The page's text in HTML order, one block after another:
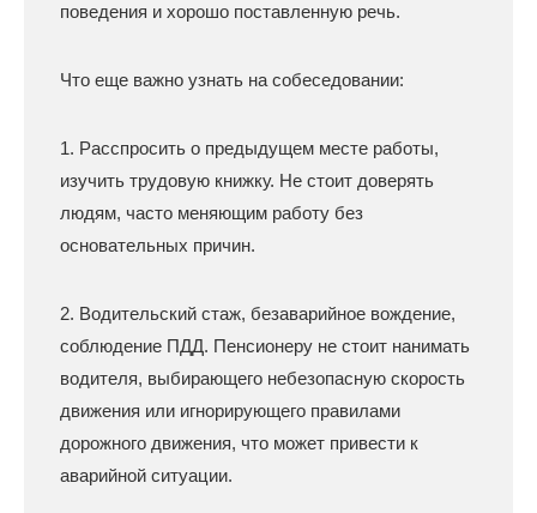
поведения и хорошо поставленную речь.
Что еще важно узнать на собеседовании:
1. Расспросить о предыдущем месте работы,
изучить трудовую книжку. Не стоит доверять
людям, часто меняющим работу без
основательных причин.
2. Водительский стаж, безаварийное вождение,
соблюдение ПДД. Пенсионеру не стоит нанимать
водителя, выбирающего небезопасную скорость
движения или игнорирующего правилами
дорожного движения, что может привести к
аварийной ситуации.